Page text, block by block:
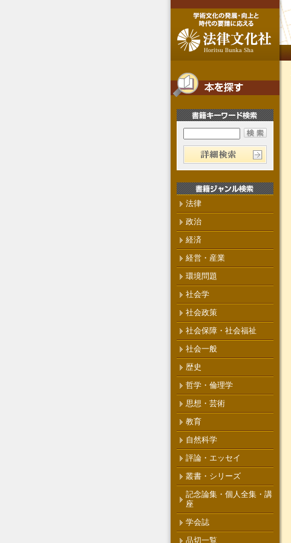
法律
政治
経済
経営・産業
環境問題
社会学
社会政策
社会保障・社会福祉
社会一般
歴史
哲学・倫理学
思想・芸術
教育
自然科学
評論・エッセイ
叢書・シリーズ
記念論集・個人全集・講
座
学会誌
品切一覧